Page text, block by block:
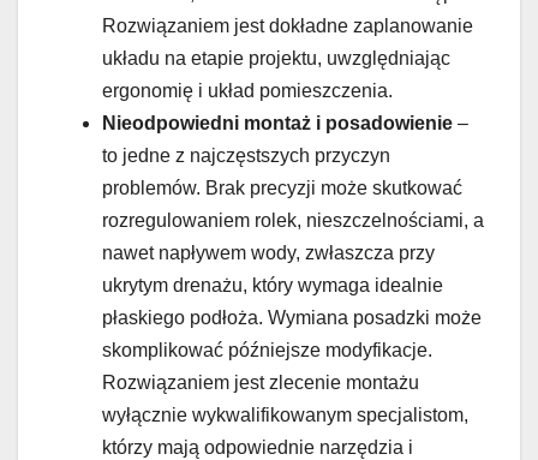
Rozwiązaniem jest dokładne zaplanowanie
układu na etapie projektu, uwzględniając
ergonomię i układ pomieszczenia.
Nieodpowiedni montaż i posadowienie –
to jedne z najczęstszych przyczyn
problemów. Brak precyzji może skutkować
rozregulowaniem rolek, nieszczelnościami, a
nawet napływem wody, zwłaszcza przy
ukrytym drenażu, który wymaga idealnie
płaskiego podłoża. Wymiana posadzki może
skomplikować późniejsze modyfikacje.
Rozwiązaniem jest zlecenie montażu
wyłącznie wykwalifikowanym specjalistom,
którzy mają odpowiednie narzędzia i